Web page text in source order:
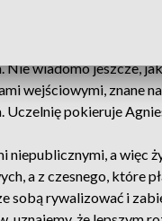
Nie wiadomo jeszcze,
wejściowymi, znane
Uczelnię pokieruje
niepublicznymi, a więc
a z czesnego, które
sobą rywalizować i